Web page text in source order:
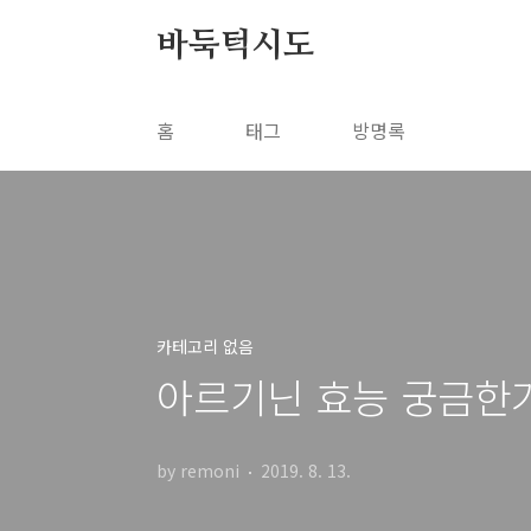
바둑턱시도
홈 태그 방명록
카테고리 없음
아르기닌 효능 궁금한
by remoni 2019. 8. 13.